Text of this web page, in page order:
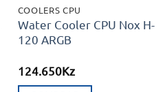
COOLERS CPU
Water Cooler CPU Nox H-
120 ARGB
124.650Kz